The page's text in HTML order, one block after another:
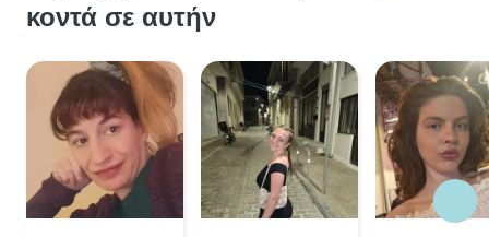
κοντά σε αυτήν